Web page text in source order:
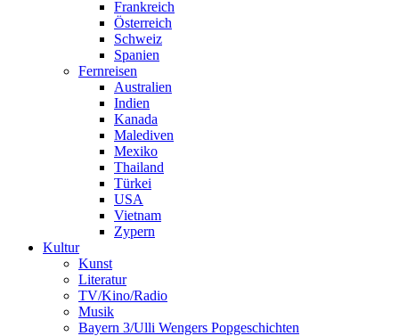
Frankreich
Österreich
Schweiz
Spanien
Fernreisen
Australien
Indien
Kanada
Malediven
Mexiko
Thailand
Türkei
USA
Vietnam
Zypern
Kultur
Kunst
Literatur
TV/Kino/Radio
Musik
Bayern 3/Ulli Wengers Popgeschichten